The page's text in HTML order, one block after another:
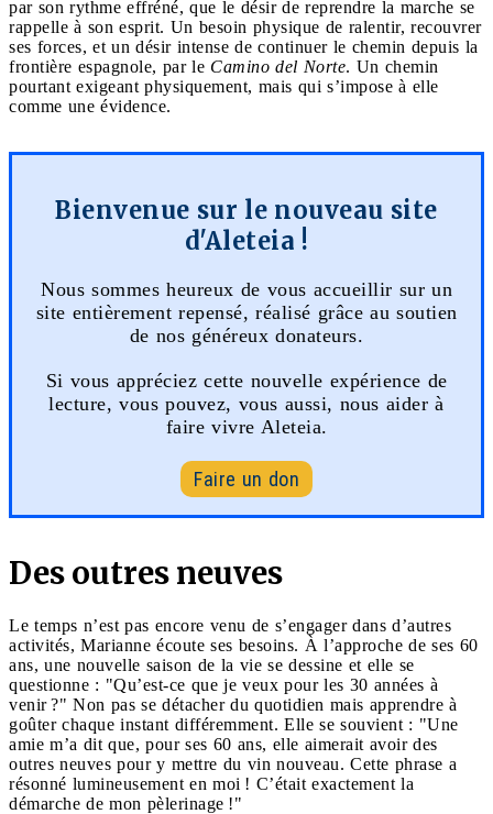
par son rythme effréné, que le désir de reprendre la marche se
rappelle à son esprit. Un besoin physique de ralentir, recouvrer
ses forces, et un désir intense de continuer le chemin depuis la
frontière espagnole, par le Camino del Norte. Un chemin
pourtant exigeant physiquement, mais qui s’impose à elle
comme une évidence.
Bienvenue sur le nouveau site
d'Aleteia !
Nous sommes heureux de vous accueillir sur un
site entièrement repensé, réalisé grâce au soutien
de nos généreux donateurs.
Si vous appréciez cette nouvelle expérience de
lecture, vous pouvez, vous aussi, nous aider à
faire vivre Aleteia.
Faire un don
Des outres neuves
Le temps n’est pas encore venu de s’engager dans d’autres
activités, Marianne écoute ses besoins. À l’approche de ses 60
ans, une nouvelle saison de la vie se dessine et elle se
questionne : "Qu’est-ce que je veux pour les 30 années à
venir ?" Non pas se détacher du quotidien mais apprendre à
goûter chaque instant différemment. Elle se souvient : "Une
amie m’a dit que, pour ses 60 ans, elle aimerait avoir des
outres neuves pour y mettre du vin nouveau. Cette phrase a
résonné lumineusement en moi ! C’était exactement la
démarche de mon pèlerinage !"